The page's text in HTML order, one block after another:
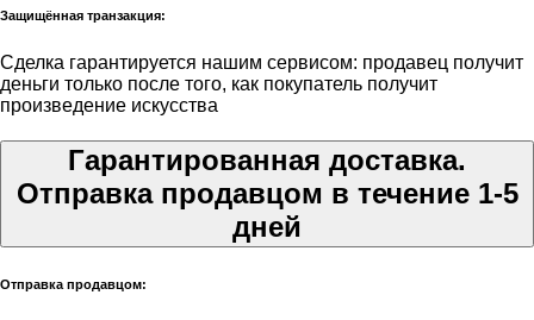
Защищённая транзакция:
Сделка гарантируется нашим сервисом: продавец получит
деньги только после того, как покупатель получит
произведение искусства
Гарантированная доставка.
Отправка продавцом в течение 1-5
дней
Отправка продавцом: